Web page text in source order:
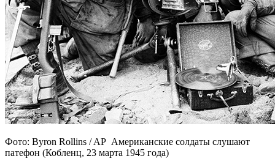
Фото: Byron Rollins / AP Американские солдаты слушают
патефон (Кобленц, 23 марта 1945 года)